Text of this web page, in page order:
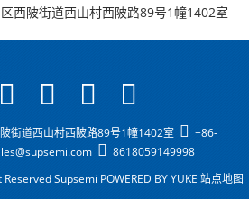
西陂街道西山村西陂路89号1幢1402室
街道西山村西陂路89号1幢1402室
+86-
8618059149998
Supsemi POWERED BY YUKE 站点地图